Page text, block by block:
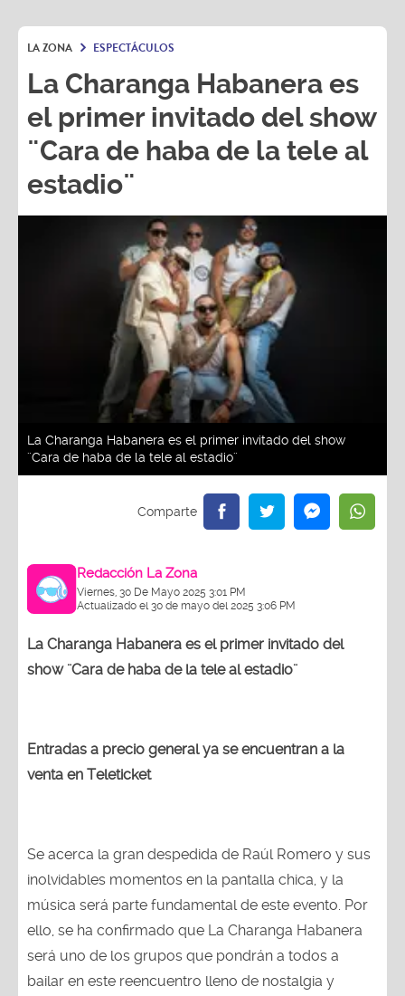
LA ZONA ESPECTÁCULOS
La Charanga Habanera es
el primer invitado del show
¨Cara de haba de la tele al
estadio¨
La Charanga Habanera es el primer invitado del show
¨Cara de haba de la tele al estadio¨
Redacción La Zona
Viernes, 30 De Mayo 2025 3:01 PM
Actualizado el 30 de mayo del 2025 3:06 PM
La Charanga Habanera es el primer invitado del
show ¨Cara de haba de la tele al estadio¨
Entradas a precio general ya se encuentran a la
venta en Teleticket
Se acerca la gran despedida de Raúl Romero y sus
inolvidables momentos en la pantalla chica, y la
música será parte fundamental de este evento. Por
ello, se ha confirmado que La Charanga Habanera
será uno de los grupos que pondrán a todos a
bailar en este reencuentro lleno de nostalgia y